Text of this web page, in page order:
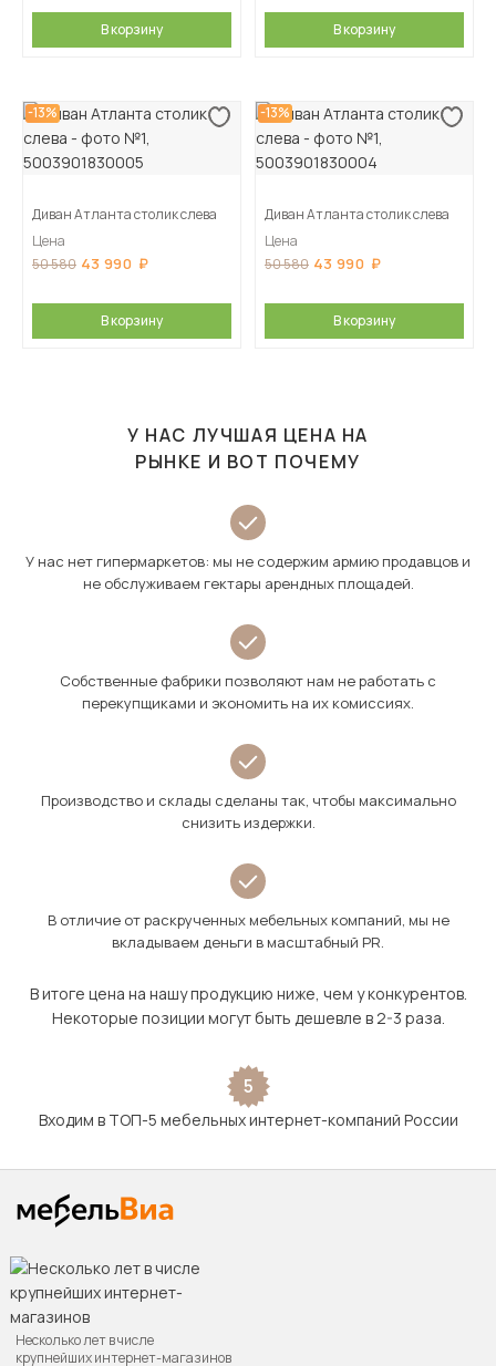
В корзину В корзину
-13%
Диван Атланта столик слева
Цена
50 580 43 990
В корзину
-13%
Диван Атланта столик слева
Цена
50 580 43 990
В корзину
У НАС ЛУЧШАЯ ЦЕНА НА
РЫНКЕ И ВОТ ПОЧЕМУ
У нас нет гипермаркетов: мы не содержим армию продавцов и
не обслуживаем гектары арендных площадей.
Собственные фабрики позволяют нам не работать с
перекупщиками и экономить на их комиссиях.
Производство и склады сделаны так, чтобы максимально
снизить издержки.
В отличие от раскрученных мебельных компаний, мы не
вкладываем деньги в масштабный PR.
В итоге цена на нашу продукцию ниже, чем у конкурентов.
Некоторые позиции могут быть дешевле в 2-3 раза.
5
Входим в ТОП-5 мебельных интернет-компаний России
Несколько лет в числе
крупнейших интернет-магазинов